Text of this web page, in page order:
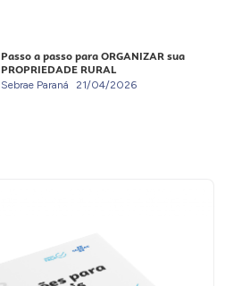
Passo a passo para ORGANIZAR sua
PROPRIEDADE RURAL
Sebrae Paraná 21/04/2026